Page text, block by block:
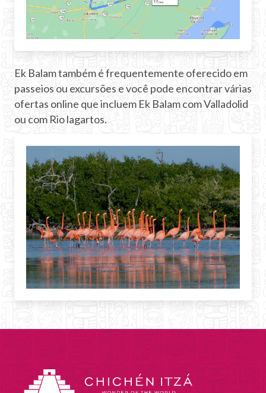
Ek Balam também é frequentemente oferecido em
passeios ou excursões e você pode encontrar várias
ofertas online que incluem Ek Balam com Valladolid
ou com Rio lagartos.